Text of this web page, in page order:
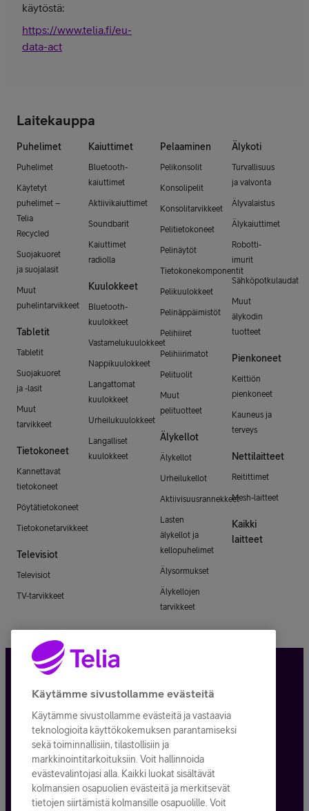
käytöstä:
https://www.telia.fi/eu-
data-act
Laitekauppa
Puhelimet
Puhelimet
Käytetyt
puhelimet –
Telia
Recycled
Suojakuoret
ja suojalasit
Muut
puhelintarvikkeet
Tabletit
Tabletit
Suojakuoret
ja -lasit
Muut
tarvikkeet
Tietokoneet
Kannettavat
tietokoneet
Pöytätietokoneet
Tietokonetarvikkeet
Televisiot
Televisiot
TV-tarvikkeet
Kaiuttimet
Bluetooth-
kaiuttimet
Aktiivikaiuttimet
Soundbarit
Kaiuttimet
radiolla
Kuulokkeet
Bluetooth-
kuulokkeet
Vastamelukuulokkeet
Nappikuulokkeet
Langattomat
kuulokkeet
Urheilukuulokkeet
Langalliset
kuulokkeet
Pelaaminen
Pelikonsolit
Konsolipelit
Konsolitarvikkeet
Pelitietokoneet
Pelinäytöt
Tietokonekomponentit
Pelikuulokkeet
Pelinäppäimistöt
Pelihiiret
Pelihiirimatot
Pelituolit
Muut
pelituotteet
Älykellot
Älykellot
Urheilukellot
Aktiivisuusrannekkeet
Lasten
älykellot ja
kellopuhelimet
Älysormukset
Älykellojen
tarvikkeet
Älykoti
Turvallisuus
ja valvonta
Älyvalaistus
Älykaiuttimet
Robotti-
imurit
Sähköpotkulaudat
Muut
älykodin
tuotteet
Pienkoneet
Keittiön
pienkoneet
Kauneus ja
terveys
Nettilaitteet
Reitittimet
Mesh-laitteet
Kaikki
laitteet
Tietosuoja ja -turva
Tilauksen peruuttaminen
Käyttöehdot
Evästeiden käyttö
Käytämme sivustollamme evästeitä
Käytämme sivustollamme evästeitä ja vastaavia
teknologioita käyttökokemuksen parantamiseksi
sekä toiminnallisiin, tilastollisiin ja
markkinointitarkoituksiin. Voit hallinnoida
evästevalintojasi alla. Kaikki luokat sisältävät
kolmansien osapuolien evästeitä ja merkitsevät
tietojen siirtämistä kolmansille osapuolille. Voit